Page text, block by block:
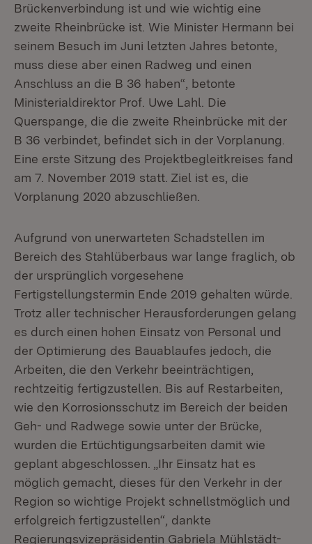
Brückenverbindung ist und wie wichtig eine
zweite Rheinbrücke ist. Wie Minister Hermann bei
seinem Besuch im Juni letzten Jahres betonte,
muss diese aber einen Radweg und einen
Anschluss an die B 36 haben“, betonte
Ministerialdirektor Prof. Uwe Lahl. Die
Querspange, die die zweite Rheinbrücke mit der
B 36 verbindet, befindet sich in der Vorplanung.
Eine erste Sitzung des Projektbegleitkreises fand
am 7. November 2019 statt. Ziel ist es, die
Vorplanung 2020 abzuschließen.
Aufgrund von unerwarteten Schadstellen im
Bereich des Stahlüberbaus war lange fraglich, ob
der ursprünglich vorgesehene
Fertigstellungstermin Ende 2019 gehalten würde.
Trotz aller technischer Herausforderungen gelang
es durch einen hohen Einsatz von Personal und
der Optimierung des Bauablaufes jedoch, die
Arbeiten, die den Verkehr beeinträchtigen,
rechtzeitig fertigzustellen. Bis auf Restarbeiten,
wie den Korrosionsschutz im Bereich der beiden
Geh- und Radwege sowie unter der Brücke,
wurden die Ertüchtigungsarbeiten damit wie
geplant abgeschlossen. „Ihr Einsatz hat es
möglich gemacht, dieses für den Verkehr in der
Region so wichtige Projekt schnellstmöglich und
erfolgreich fertigzustellen“, dankte
Regierungsvizepräsidentin Gabriela Mühlstädt-